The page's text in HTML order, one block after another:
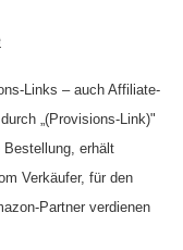
Links – auch Affiliate-
„(Provisions-Link)"
erhält
Verkäufer, für den
Partner verdienen